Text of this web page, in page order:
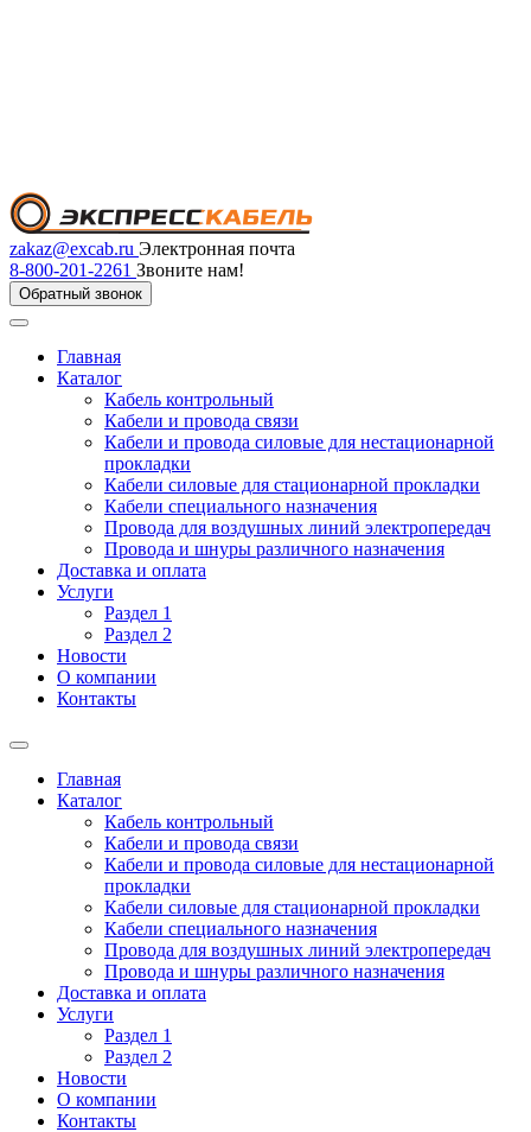
zakaz@excab.ru Электронная почта
8-800-201-2261 Звоните нам!
Обратный звонок
Главная
Каталог
Кабель контрольный
Кабели и провода связи
Кабели и провода силовые для нестационарной
прокладки
Кабели силовые для стационарной прокладки
Кабели специального назначения
Провода для воздушных линий электропередач
Провода и шнуры различного назначения
Доставка и оплата
Услуги
Раздел 1
Раздел 2
Новости
О компании
Контакты
Главная
Каталог
Кабель контрольный
Кабели и провода связи
Кабели и провода силовые для нестационарной
прокладки
Кабели силовые для стационарной прокладки
Кабели специального назначения
Провода для воздушных линий электропередач
Провода и шнуры различного назначения
Доставка и оплата
Услуги
Раздел 1
Раздел 2
Новости
О компании
Контакты